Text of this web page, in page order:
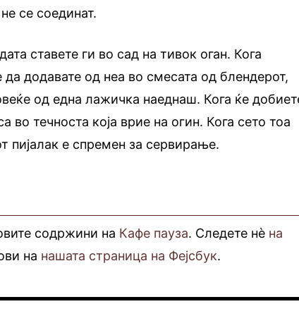
се соединат.
ставете ги во сад на тивок оган. Кога
да додавате од неа во смесата од блендерот,
од една лажичка наеднаш. Кога ќе
во течноста која врие на огин. Кога сето тоа
пијалак е спремен за сервирање.
содржини на Кафе пауза. Следете нè на
на нашата страница на Фејсбук.